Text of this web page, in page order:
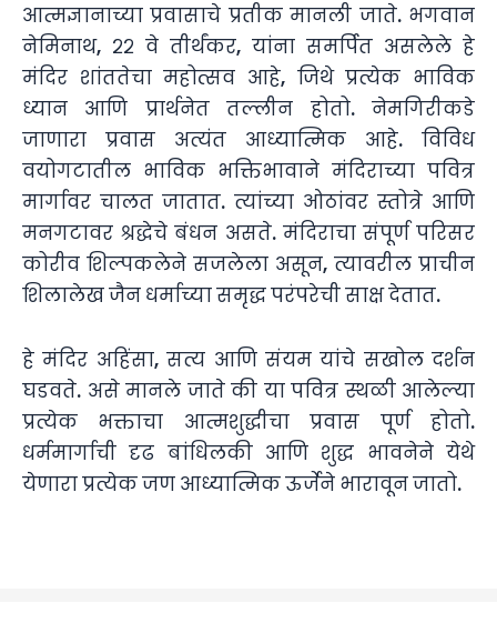
आत्मज्ञानाच्या प्रवासाचे प्रतीक मानली जाते. भगवान
नेमिनाथ, २२ वे तीर्थंकर, यांना समर्पित असलेले हे
मंदिर शांततेचा महोत्सव आहे, जिथे प्रत्येक भाविक
ध्यान आणि प्रार्थनेत तल्लीन होतो. नेमगिरीकडे
जाणारा प्रवास अत्यंत आध्यात्मिक आहे. विविध
वयोगटातील भाविक भक्तिभावाने मंदिराच्या पवित्र
मार्गावर चालत जातात. त्यांच्या ओठांवर स्तोत्रे आणि
मनगटावर श्रद्धेचे बंधन असते. मंदिराचा संपूर्ण परिसर
कोरीव शिल्पकलेने सजलेला असून, त्यावरील प्राचीन
शिलालेख जैन धर्माच्या समृद्ध परंपरेची साक्ष देतात.
हे मंदिर अहिंसा, सत्य आणि संयम यांचे सखोल दर्शन
घडवते. असे मानले जाते की या पवित्र स्थळी आलेल्या
प्रत्येक भक्ताचा आत्मशुद्धीचा प्रवास पूर्ण होतो.
धर्ममार्गाची दृढ बांधिलकी आणि शुद्ध भावनेने येथे
येणारा प्रत्येक जण आध्यात्मिक ऊर्जेने भारावून जातो.